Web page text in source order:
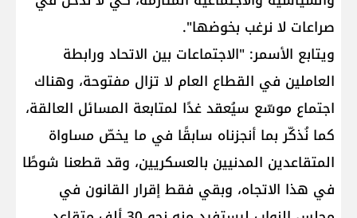
صراعات لا نرغب بخوضها".
ويتابع الأسمر: "الاجتماعات بين الاتحاد ورابطة
العاملين في القطاع العام لا تزال مفتوحة، وهناك
اجتماع موسّع سيُعقد غدًا لمتابعة المسائل العالقة،
كما نُذكّر بما أنجزناه سابقًا في ما يخصّ مساواة
المتقاعدين المدنيين بالعسكريين، وقد قطعنا شوطًا
في هذا الاتجاه، وبقي فقط إقرار القانون في